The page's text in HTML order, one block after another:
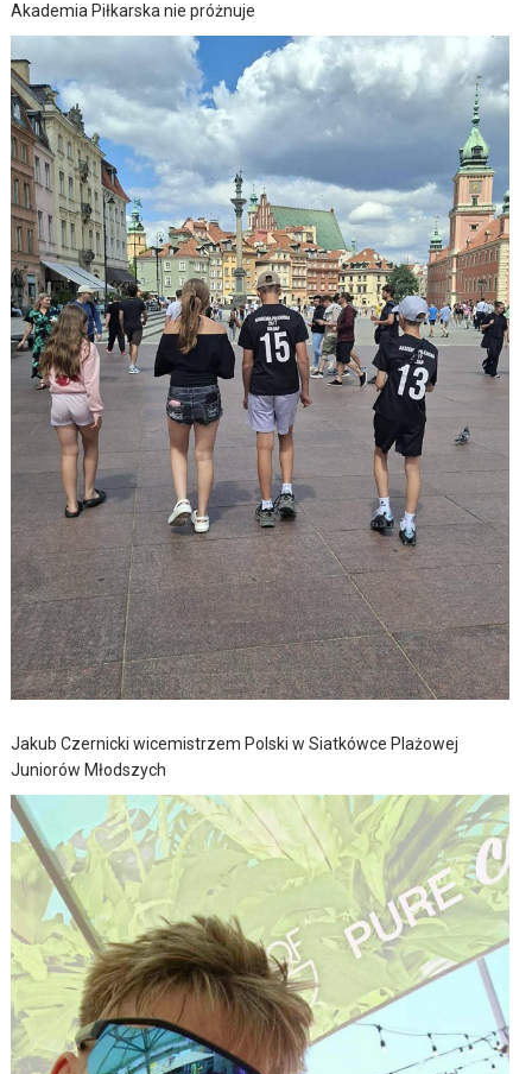
Akademia Piłkarska nie próżnuje
Jakub Czernicki wicemistrzem Polski w Siatkówce Plażowej
Juniorów Młodszych